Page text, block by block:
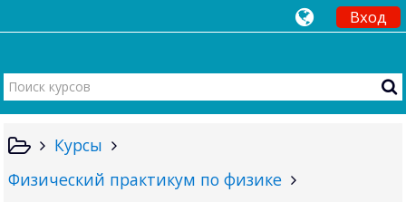
Вход
Курсы
Физический практикум по физике